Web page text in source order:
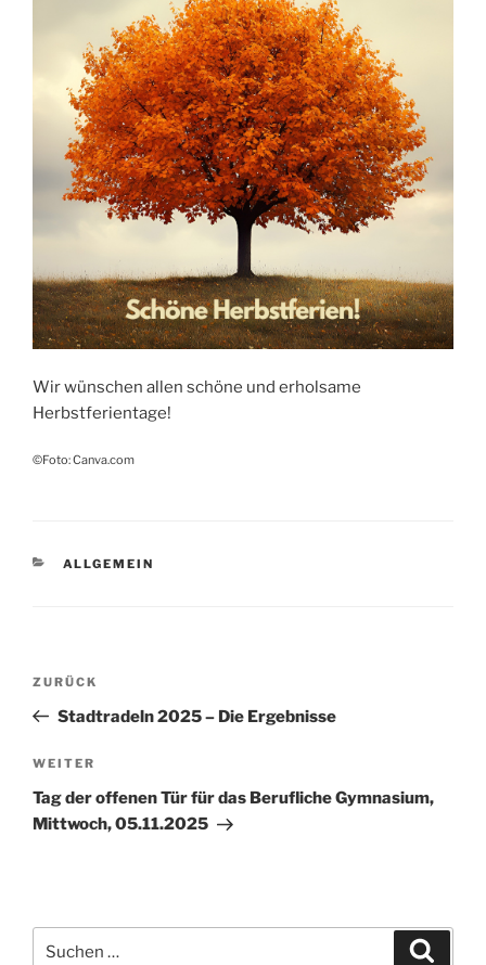
Wir wünschen allen schöne und erholsame
Herbstferientage!
©Foto: Canva.com
KATEGORIEN
ALLGEMEIN
Beitragsnavigation
Vorheriger
Beitrag
ZURÜCK
Stadtradeln 2025 – Die Ergebnisse
Nächster
Beitrag
WEITER
Tag der offenen Tür für das Berufliche Gymnasium,
Mittwoch, 05.11.2025